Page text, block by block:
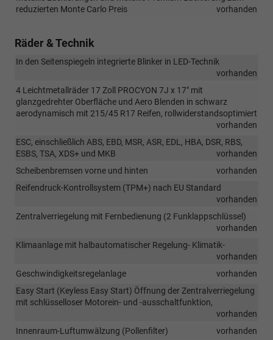
reduzierten Monte Carlo Preis
vorhanden
Räder & Technik
In den Seitenspiegeln integrierte Blinker in LED-Technik
vorhanden
4 Leichtmetallräder 17 Zoll PROCYON 7J x 17" mit
glanzgedrehter Oberfläche und Aero Blenden in schwarz
aerodynamisch mit 215/45 R17 Reifen, rollwiderstandsoptimiert
vorhanden
ESC, einschließlich ABS, EBD, MSR, ASR, EDL, HBA, DSR, RBS,
ESBS, TSA, XDS+ und MKB
vorhanden
Scheibenbremsen vorne und hinten
vorhanden
Reifendruck-Kontrollsystem (TPM+) nach EU Standard
vorhanden
Zentralverriegelung mit Fernbedienung (2 Funklappschlüssel)
vorhanden
Klimaanlage mit halbautomatischer Regelung- Klimatik-
vorhanden
Geschwindigkeitsregelanlage
vorhanden
Easy Start (Keyless Easy Start) Öffnung der Zentralverriegelung
mit schlüsselloser Motorein- und -ausschaltfunktion,
vorhanden
Innenraum-Luftumwälzung (Pollenfilter)
vorhanden